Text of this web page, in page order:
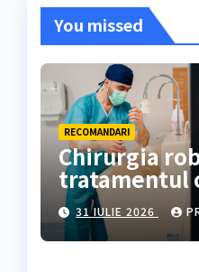
You missed
RECOMANDARI
Chirurgia
tratamentul
colorectal
31 IULIE 2026